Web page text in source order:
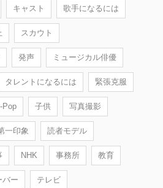
キャスト 歌手になるには
スカウト
発声 ミュージカル俳優
タレントになるには 緊張克服
Pop 子供 写真撮影
一印象 読者モデル
NHK 事務所 教育
バー テレビ